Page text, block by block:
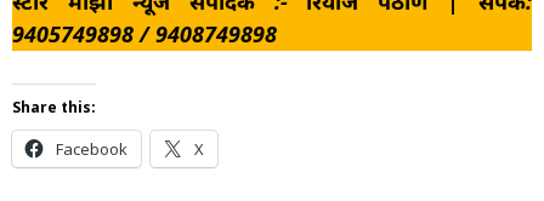
9405749898 / 9408749898
Share this:
Facebook X